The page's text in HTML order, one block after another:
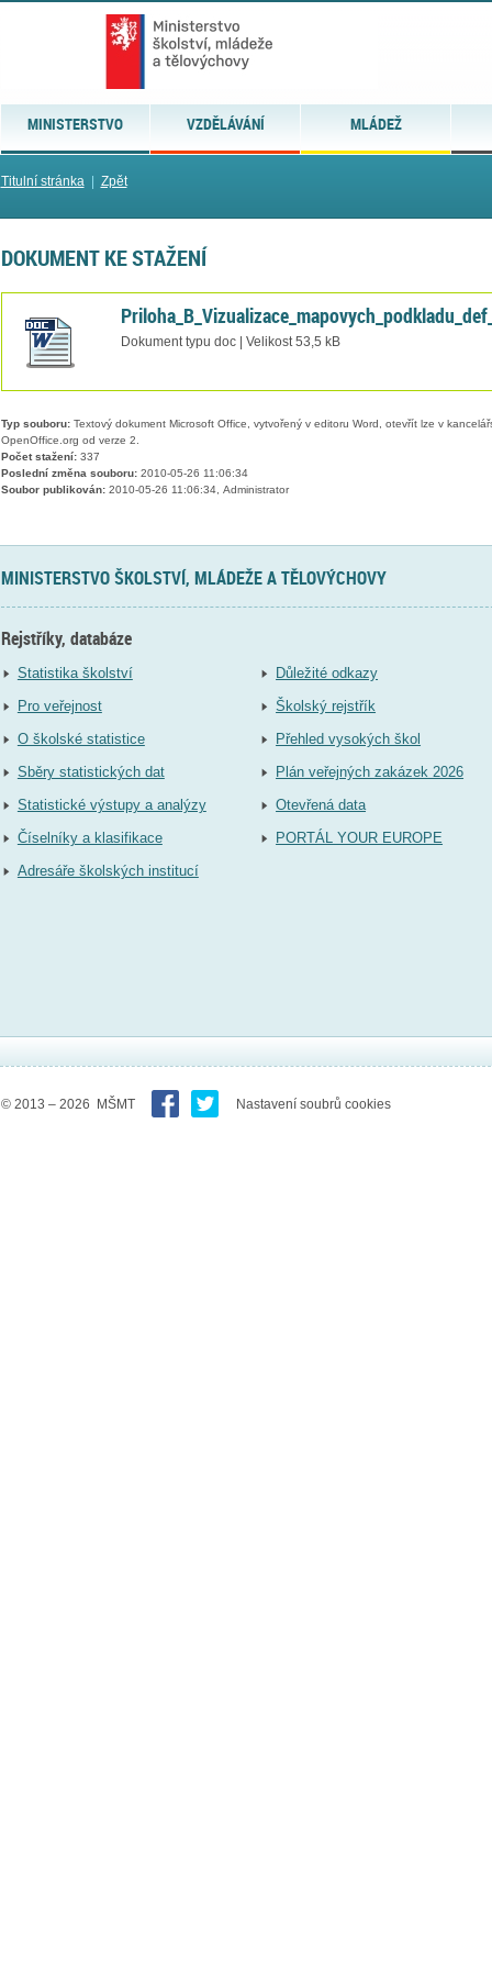
MINISTERSTVO VZDĚLÁVÁNÍ MLÁDEŽ
Titulní stránka| Zpět
DOKUMENT KE STAŽENÍ
Dokument typu doc | Velikost 53,5 kB
Typ souboru:Textový dokument Microsoft Office, vytvořený v editoru Word, otevřít lze v
OpenOffice.org od verze 2.
Počet stažení:337
Poslední změna souboru:2010-05-26 11:06:34
Soubor publikován:2010-05-26 11:06:34, Administrator
MINISTERSTVO ŠKOLSTVÍ, MLÁDEŽE A TĚLOVÝCHOVY
Rejstříky, databáze
Statistika školství
Pro veřejnost
O školské statistice
Sběry statistických dat
Statistické výstupy a analýzy
Číselníky a klasifikace
Adresáře školských institucí
Důležité odkazy
Školský rejstřík
Přehled vysokých škol
Plán veřejných zakázek 2026
Otevřená data
PORTÁL YOUR EUROPE
© 2013 – 2026 MŠMT Nastavení soubrů cookies